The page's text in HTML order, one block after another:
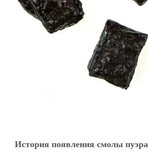
История появления смолы пуэра